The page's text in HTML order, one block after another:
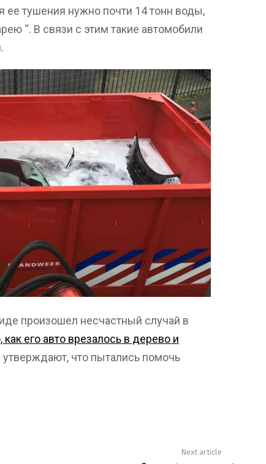
ее тушения нужно почти 14 тонн воды,
“. В связи с этим такие автомобили
произошел несчастный случай в
как его авто врезалось в дерево и
что пытались помочь
Next article